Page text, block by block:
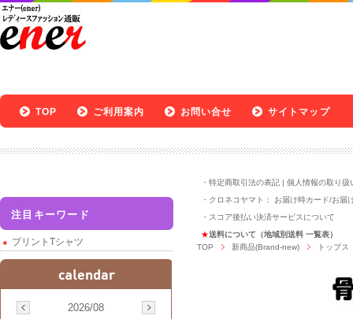
TOP ご利用案内 お問い合せ サイトマップ
・ 特定商取引法の表記 | 個人情報の取り扱
・クロネコヤマト： お届け時カード/お届
・ スコア後払い決済サービスについて
★送料について（地域別送料 一覧表）
TOP
新商品(Brand-new) トップス
注目キーワード
プリントTシャツ
2026/08